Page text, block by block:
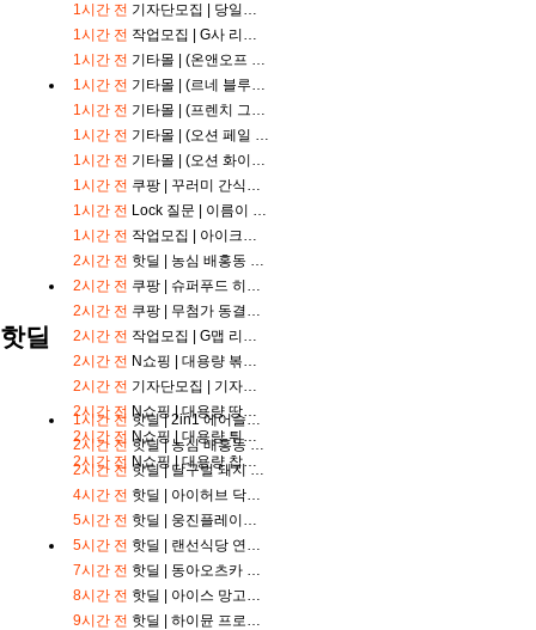
스
축
계
계
랙
1시간 전 기자단모집 | 당일지급가능 준최5이상 기자단 모집
1시간 전 작업모집 | G사 리뷰어 모집 ( 노출 확인 후 바로 입금 )
1시간 전 기타몰 | (온앤오프 블루)풍기인견/시어서커 여름차렵 리퍼 SS
1시간 전 기타몰 | (르네 블루)린넨스타일 여름 홑이불 SS
1시간 전 기타몰 | (프렌치 그린)시어서커 여름 배이불 M
1시간 전 기타몰 | (오션 페일 피치)시어서커 여름 배이불 M
1시간 전 기타몰 | (오션 화이트)시어서커 여름 배이불 M
1시간 전 쿠팡 | 꾸러미 간식세트
1시간 전 Lock 질문 | 이름이 카카오톡으로 로그인하여 본명으로 수정해야 포인트출금을 받을 수가 있는데 어떻게해야하나요?
1시간 전 작업모집 | 아이크림 디바이스 셀프캠 영상 촬영자 모집
2시간 전 핫딜 | 농심 배홍동 비빔면 137g, 8개
2시간 전 쿠팡 | 슈퍼푸드 히카마 멕시코감자 1kg
2시간 전 쿠팡 | 무첨가 동결건조 딸기 과일칩
2시간 전 작업모집 | G맵 리뷰 / N사 예약리뷰(예약자,영수증) / K맵 리뷰 리뷰어모집합니다!
2시간 전 N쇼핑 | 대용량 볶은 땅콩분태 1kg
2시간 전 기자단모집 | 기자단 구합니다
2시간 전 N쇼핑 |대용량 땅콩분말 1kg
2시간 전 N쇼핑 | 대용량 튀김땅콩 1kg
2시간 전 N쇼핑 |대용량 찹쌀땅콩 1kg
핫딜
1시간 전 핫딜 |2in1 에어슬림 무선청소기 YQ 669
2시간 전 핫딜 |농심 배홍동 비빔면 137g, 8개
2시간 전 핫딜 |달구벌 돼지 생막창 세트, 500g, 2봉
4시간 전 핫딜 | 아이허브 닥터스베스트 코엔자임Q10 코큐텐 100mg 바이오페린 120정 2개
5시간 전 핫딜 | 웅진플레이도시 골드시즌(~8/17)
5시간 전 핫딜 | 랜선식당 연탄불고기, 250g, 4개
7시간 전 핫딜 | 동아오츠카 나랑드사이다 제로, 오리지널, 345ml, 24개
8시간 전 핫딜 | 아이스 망고바 60g X 20개
9시간 전 핫딜 | 하이뮨 프로틴 밸런스 액티브 제로, 밀크쉐이크, 250ml, 18개